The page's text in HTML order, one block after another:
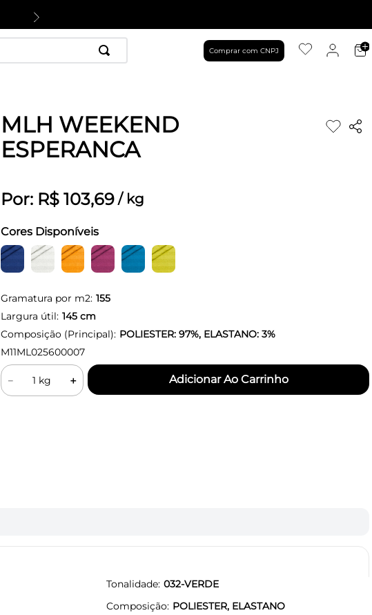
Comprar com CNPJ
MLH WEEKEND
ESPERANCA
Por: R$ 103,69 / kg
Cores Disponíveis
Gramatura por m2: 155
Largura útil: 145cm
Composição (Principal): POLIESTER: 97%, ELASTANO: 3%
M11ML025600007
＋
－
Tonalidade 032-VERDE
Composição POLIESTER, ELASTANO